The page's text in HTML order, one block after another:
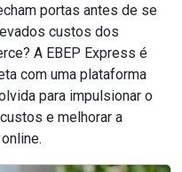
portas antes de se
custos dos
A EBEP Express é
com uma plataforma
para impulsionar o
e melhorar a